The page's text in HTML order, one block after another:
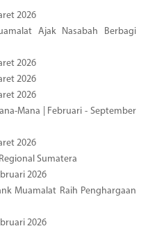
2026
Ajak Nasabah Berbagi
2026
2026
2026
Mana | Februari - September
2026
Sumatera
2026
Muamalat Raih Penghargaan
2026